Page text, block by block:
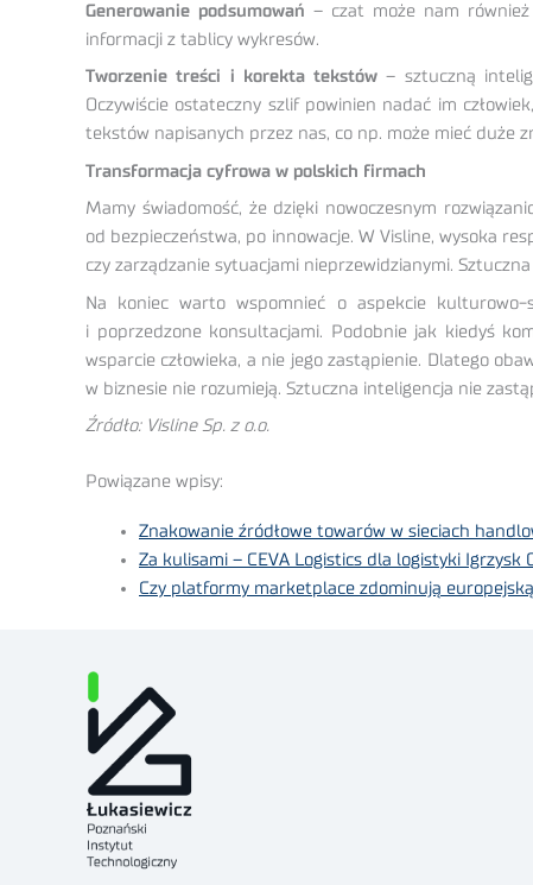
Generowanie podsumowań – czat może nam
informacji z tablicy wykresów.
Tworzenie treści i korekta tekstów – sztuczną
Oczywiście ostateczny szlif powinien nadać im
tekstów napisanych przez nas, co np. może mieć duże
Transformacja cyfrowa w polskich firmach
Mamy świadomość, że dzięki nowoczesnym
od bezpieczeństwa, po innowacje. W Visline, wysoka
czy zarządzanie sytuacjami nieprzewidzianymi.
Na koniec warto wspomnieć o aspekcie
i poprzedzone konsultacjami. Podobnie jak kiedyś
wsparcie człowieka, a nie jego zastąpienie. Dlatego
w biznesie nie rozumieją. Sztuczna inteligencja nie
Źródło: Visline Sp. z o.o.
Powiązane wpisy:
Znakowanie źródłowe towarów w sieciach
Za kulisami – CEVA Logistics dla logistyki
Czy platformy marketplace zdominują